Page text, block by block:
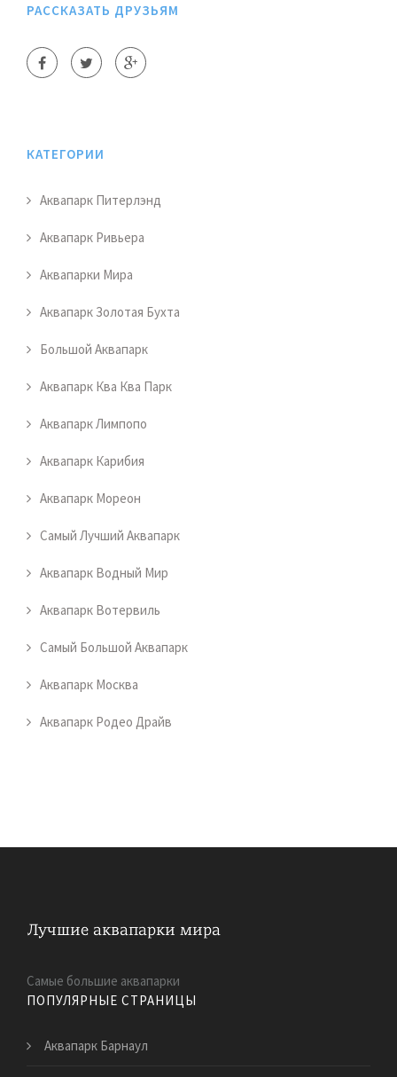
РАССКАЗАТЬ ДРУЗЬЯМ
КАТЕГОРИИ
Аквапарк Питерлэнд
Аквапарк Ривьера
Аквапарки Мира
Аквапарк Золотая Бухта
Большой Аквапарк
Аквапарк Ква Ква Парк
Аквапарк Лимпопо
Аквапарк Карибия
Аквапарк Мореон
Самый Лучший Аквапарк
Аквапарк Водный Мир
Аквапарк Вотервиль
Самый Большой Аквапарк
Аквапарк Москва
Аквапарк Родео Драйв
Самые большие аквапарки
ПОПУЛЯРНЫЕ СТРАНИЦЫ
Аквапарк Барнаул